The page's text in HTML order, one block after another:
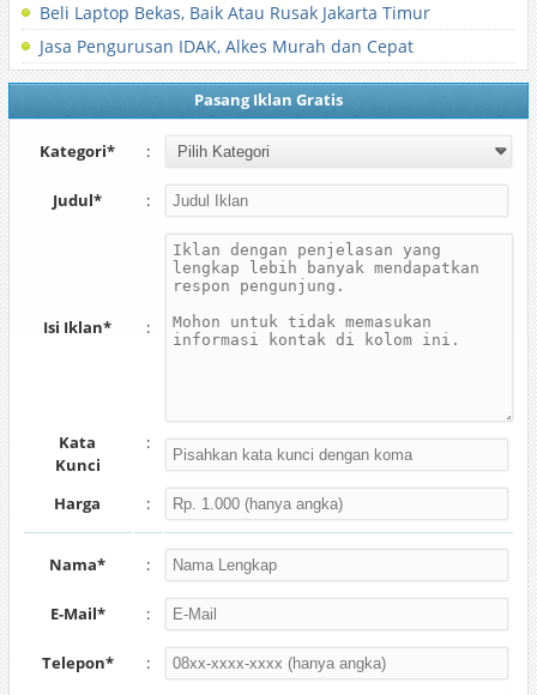
Beli Laptop Bekas, Baik Atau Rusak Jakarta Timur
Jasa Pengurusan IDAK, Alkes Murah dan Cepat
Pasang Iklan Gratis
Kategori* :
Judul* :
Isi Iklan* :
Kata
Kunci
:
Harga :
Nama* :
E-Mail* :
Telepon* :